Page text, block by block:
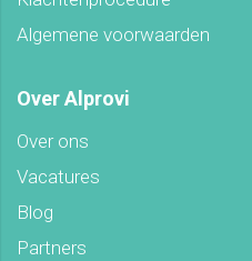
Algemene voorwaarden
Over Alprovi
Over ons
Vacatures
Blog
Partners